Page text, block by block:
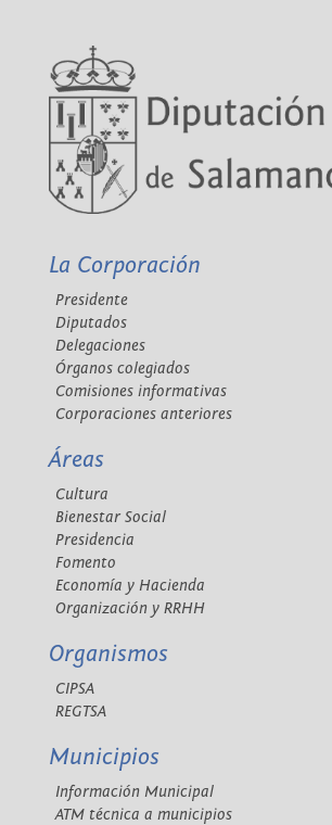
La Corporación
Presidente
Diputados
Delegaciones
Órganos colegiados
Comisiones informativas
Corporaciones anteriores
Áreas
Cultura
Bienestar Social
Presidencia
Fomento
Economía y Hacienda
Organización y RRHH
Organismos
CIPSA
REGTSA
Municipios
Información Municipal
ATM técnica a municipios